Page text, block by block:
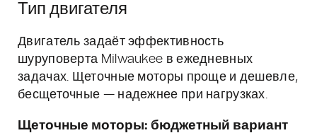
Тип двигателя
Двигатель задаёт эффективность
шуруповерта Milwaukee в ежедневных
задачах. Щеточные моторы проще и дешевле,
бесщеточные — надежнее при нагрузках.
Щеточные моторы: бюджетный вариант